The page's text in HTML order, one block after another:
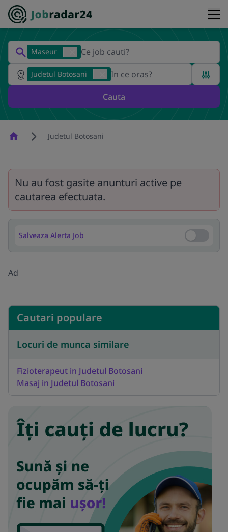
Maseur
Judetul Botosani
Cauta
HomepageJudetul Botosani
Nu au fost gasite anunturi active pe
cautarea efectuata.
Salveaza Alerta Job Salveaza
Ad
Cautari populare
Locuri de munca similare
Fizioterapeut in Judetul Botosani
Masaj in Judetul Botosani